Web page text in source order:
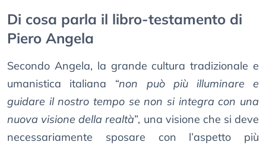
Di cosa parla il libro-testamento di
Piero Angela
Secondo Angela, la grande cultura tradizionale e
umanistica italiana “non può più illuminare e
guidare il nostro tempo se non si integra con una
nuova visione della realtà”, una visione che si deve
necessariamente sposare con l’aspetto più